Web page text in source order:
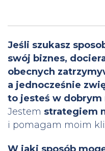
Jeśli szukasz
swój biznes,
obecnych
a jednocześnie
to jesteś w dobrym
Jestem strategiem
i pomagam moim